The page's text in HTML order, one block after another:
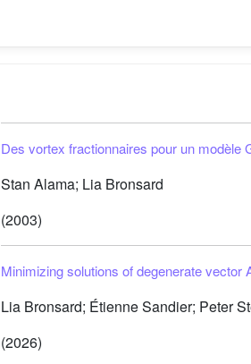
Des vortex fractionnaires pour un modèle
Stan Alama; Lia Bronsard
(2003)
Minimizing solutions of degenerate vector
Lia Bronsard; Étienne Sandier; Peter
(2026)